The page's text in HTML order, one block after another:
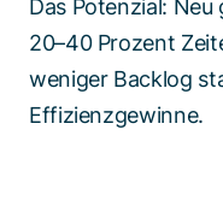
Das Potenzial:
20–40 Prozent
weniger Backlog
Effizienzgewinne.